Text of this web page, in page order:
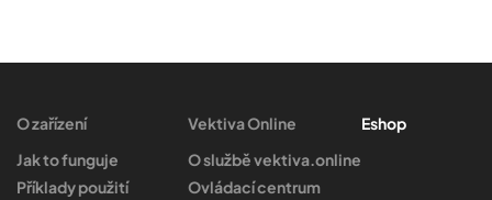
O zařízení
Jak to funguje
Příklady použití
Vektiva Online
O službě vektiva.online
Ovládací centrum
Eshop